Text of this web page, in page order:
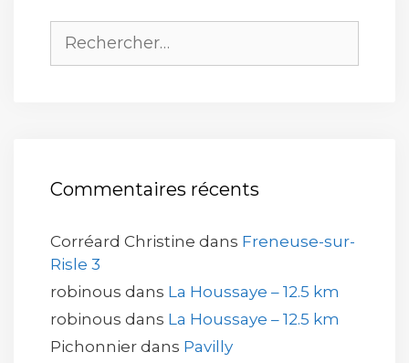
Commentaires récents
Corréard Christine dans Freneuse-sur-
Risle 3
robinous dans La Houssaye – 12.5 km
robinous dans La Houssaye – 12.5 km
Pichonnier dans Pavilly